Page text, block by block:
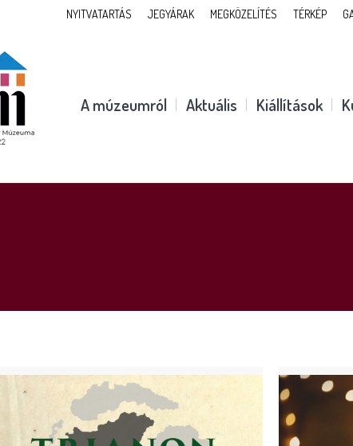
NYITVATARTÁS JEGYÁRAK MEGKÖZELÍTÉS TÉRKÉP
A múzeumról Aktuális Kiállítások